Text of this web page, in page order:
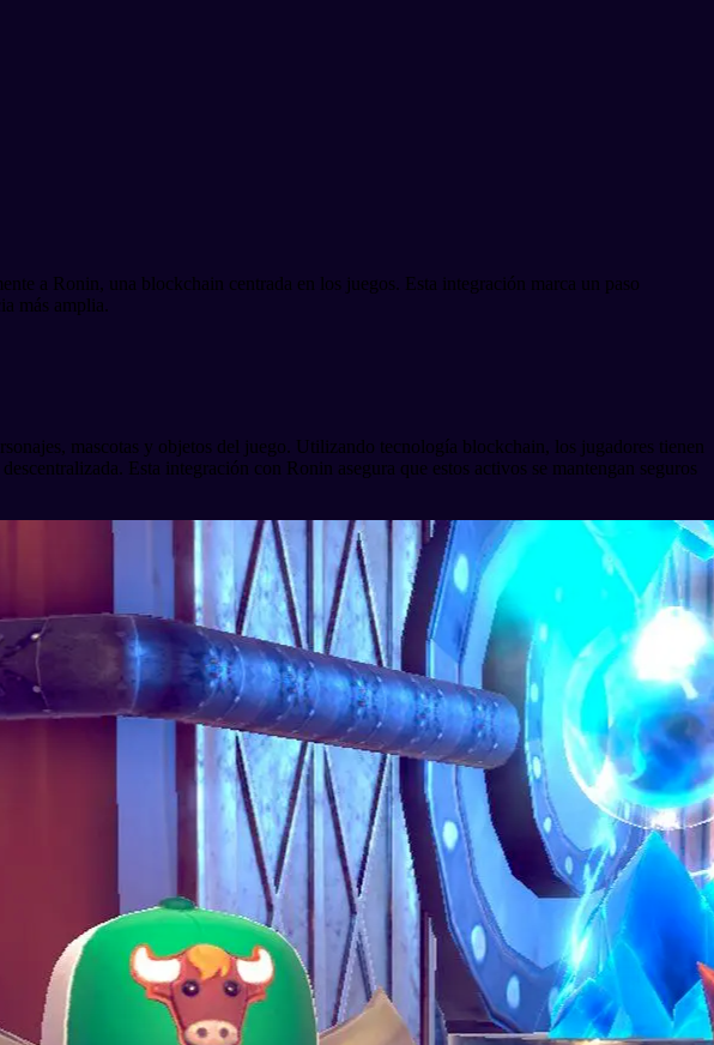
a Ronin, una blockchain centrada en los juegos. Esta integración marca un paso
más amplia.
mascotas y objetos del juego. Utilizando tecnología blockchain, los jugadores tienen
Esta integración con Ronin asegura que estos activos se mantengan seguros